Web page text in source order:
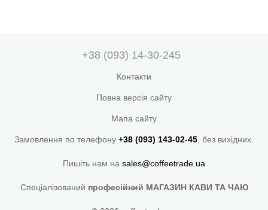
+38 (093) 14-30-245
Контакти
Повна версія сайту
Мапа сайту
Замовлення по телефону +38 (093) 143-02-45 , без вихідних.
Пишіть нам на sales@coffeetrade.ua
Спеціалізований професійний МАГАЗИН КАВИ ТА ЧАЮ